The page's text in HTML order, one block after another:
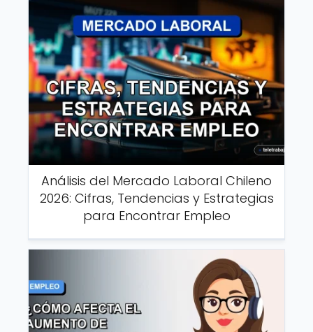
Análisis del Mercado Laboral Chileno
2026: Cifras, Tendencias y Estrategias
para Encontrar Empleo